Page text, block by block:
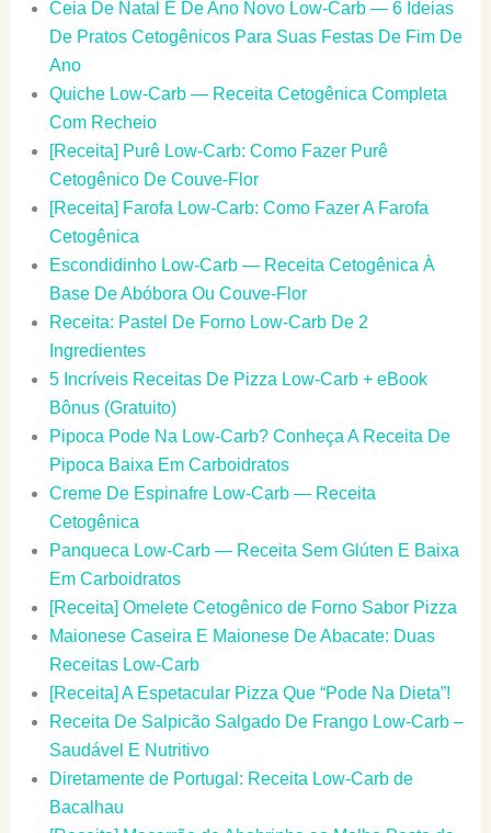
Ceia De Natal E De Ano Novo Low-Carb — 6 Ideias
De Pratos Cetogênicos Para Suas Festas De Fim De
Ano
Quiche Low-Carb — Receita Cetogênica Completa
Com Recheio
[Receita] Purê Low-Carb: Como Fazer Purê
Cetogênico De Couve-Flor
[Receita] Farofa Low-Carb: Como Fazer A Farofa
Cetogênica
Escondidinho Low-Carb — Receita Cetogênica À
Base De Abóbora Ou Couve-Flor
Receita: Pastel De Forno Low-Carb De 2
Ingredientes
5 Incríveis Receitas De Pizza Low-Carb + eBook
Bônus (Gratuito)
Pipoca Pode Na Low-Carb? Conheça A Receita De
Pipoca Baixa Em Carboidratos
Creme De Espinafre Low-Carb — Receita
Cetogênica
Panqueca Low-Carb — Receita Sem Glúten E Baixa
Em Carboidratos
[Receita] Omelete Cetogênico de Forno Sabor Pizza
Maionese Caseira E Maionese De Abacate: Duas
Receitas Low-Carb
[Receita] A Espetacular Pizza Que “Pode Na Dieta”!
Receita De Salpicão Salgado De Frango Low-Carb –
Saudável E Nutritivo
Diretamente de Portugal: Receita Low-Carb de
Bacalhau